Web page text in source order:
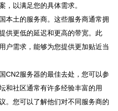
，以满足您的具体需求。
本土的服务商。这些服务商通常拥
供更低的延迟和更高的带宽。此
户需求，能够为您提供更加贴近当
CN2服务器的最佳去处，您可以参
和社区通常有许多经验丰富的用
。您可以了解他们对不同服务商的